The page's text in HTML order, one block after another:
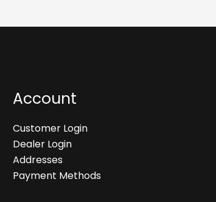
Account
Customer Login
Dealer Login
Addresses
Payment Methods